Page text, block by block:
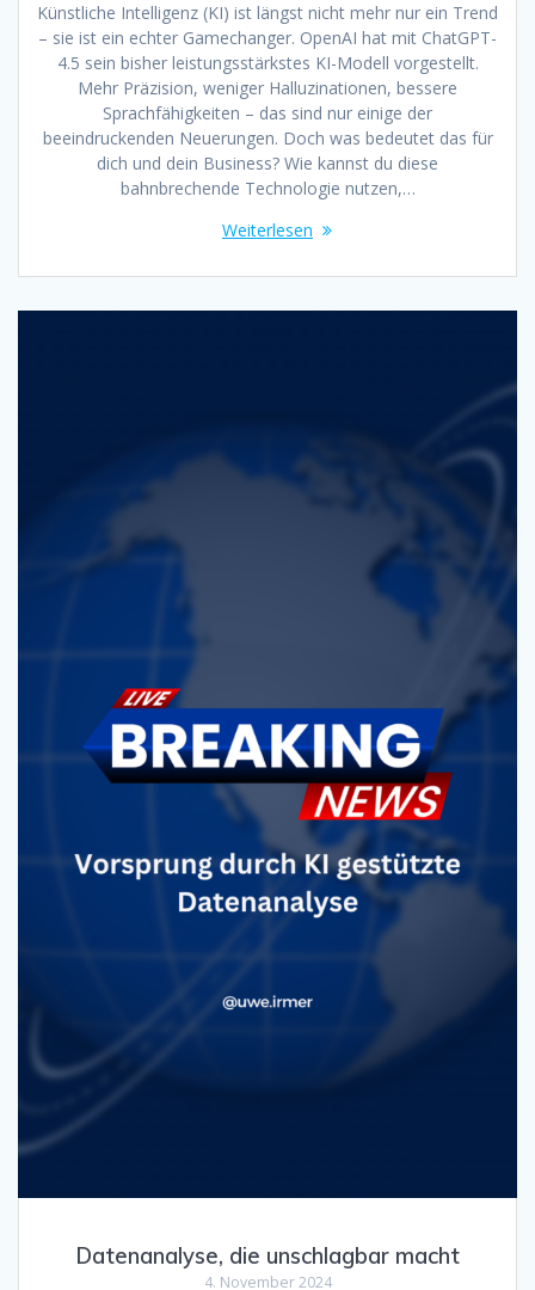
Künstliche Intelligenz (KI) ist längst nicht mehr nur ein Trend
– sie ist ein echter Gamechanger. OpenAI hat mit ChatGPT-
4.5 sein bisher leistungsstärkstes KI-Modell vorgestellt.
Mehr Präzision, weniger Halluzinationen, bessere
Sprachfähigkeiten – das sind nur einige der
beeindruckenden Neuerungen. Doch was bedeutet das für
dich und dein Business? Wie kannst du diese
bahnbrechende Technologie nutzen,…
Weiterlesen
Datenanalyse, die unschlagbar macht
4. November 2024